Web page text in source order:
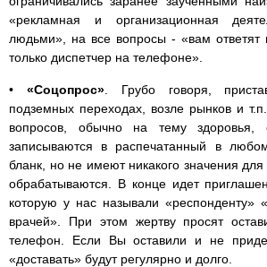
«рекламная и организационная
людьми», на все вопросы - «вам ответят
только диспетчер на телефоне».
• «Соцопрос». Грубо говоря,
подземных переходах, возле рынков и
вопросов, обычно на тему здоровья,
записываются в распечатанный в
бланк, но не имеют никакого значения
обрабатываются. В конце идет
которую у нас называли «респонденту»
врачей». При этом жертву просят
телефон. Если Вы оставили и не
«доставать» будут регулярно и долго.